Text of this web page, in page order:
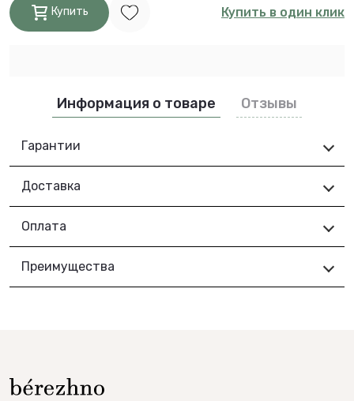
Купить Купить в один клик
Информация о товаре Отзывы
Гарантии
Доставка
Оплата
Преимущества